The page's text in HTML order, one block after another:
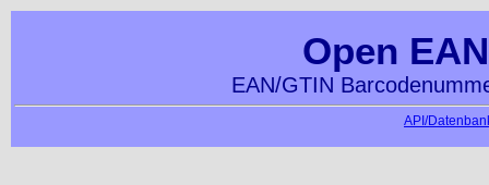
Open
EAN/GTIN
API/